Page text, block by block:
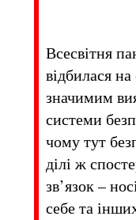
Всесвітня
відбилася
значимим
системи
чому тут
ділі ж
зв’язок –
себе та